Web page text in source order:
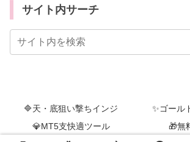
サイト内サーチ
🔷天・底狙い撃ちインジ
✨ゴール
💎MT5支快適ツール
🎁無